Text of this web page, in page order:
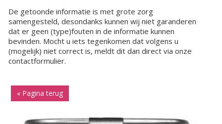
De getoonde informatie is met grote zorg
samengesteld, desondanks kunnen wij niet garanderen
dat er geen (type)fouten in de informatie kunnen
bevinden. Mocht u iets tegenkomen dat volgens u
(mogelijk) niet correct is, meldt dit dan direct via onze
contactformulier.
« Pagina terug